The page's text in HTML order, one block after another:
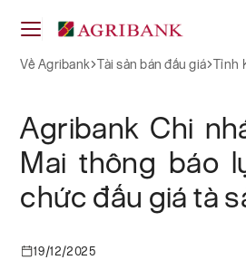
Về Agribank Tài sản bán đấu giá Tỉnh
Agribank Chi
Mai thông báo
chức đấu giá tà
19/12/2025